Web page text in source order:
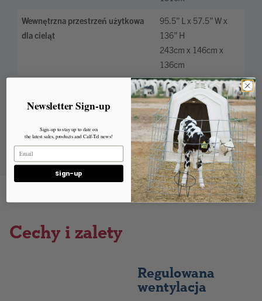
Wewnętrzna przestrzeń użytkowa
dla cieląt
95.5” L x 57.5” W x
136” H
243cm x 146cm x
136cm
95 lbs.
43 kg.
Cechy i zalety
Regulowana
wentylacja
Newsletter Sign-up
Sign-up to stay up to date on
the latest sales, products and Calf-Tel news!
Sign-up